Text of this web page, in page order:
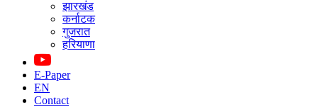
झारखंड
कर्नाटक
गुजरात
हरियाणा
E-Paper
EN
Contact